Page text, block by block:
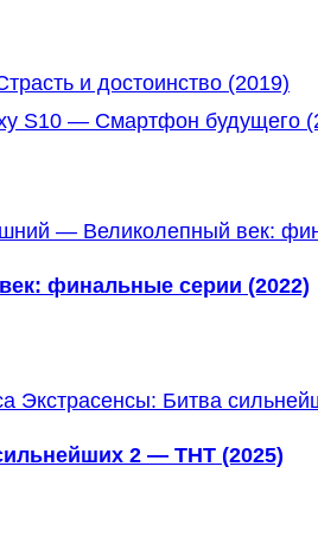
и достоинство (2019)
S10 — Смартфон будущего
финальные серии (2022)
2 — ТНТ (2025)